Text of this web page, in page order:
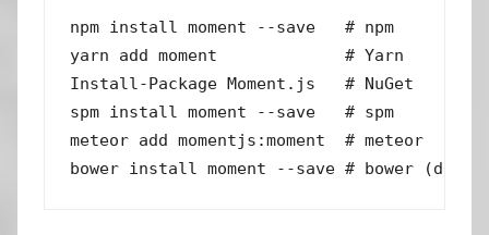
npm install moment --save   # npm
yarn add moment             # Yarn
Install-Package Moment.js   # NuGet
spm install moment --save   # spm
meteor add momentjs:moment  # meteor
bower install moment --save # bower